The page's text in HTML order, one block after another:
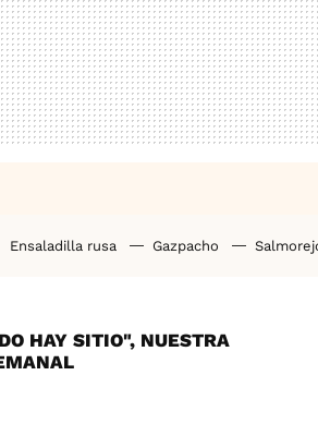
Ensaladilla rusa Gazpacho
HAY SITIO", NUESTRA